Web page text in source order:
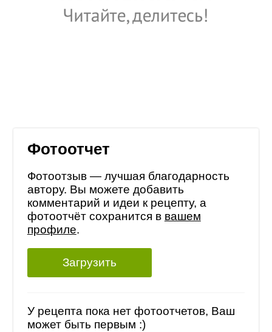
Фотоотчет
Фотоотзыв — лучшая благодарность
автору. Вы можете добавить
комментарий и идеи к рецепту, а
фотоотчёт сохранится в вашем
профиле.
Загрузить
У рецепта пока нет фотоотчетов, Ваш
может быть первым :)